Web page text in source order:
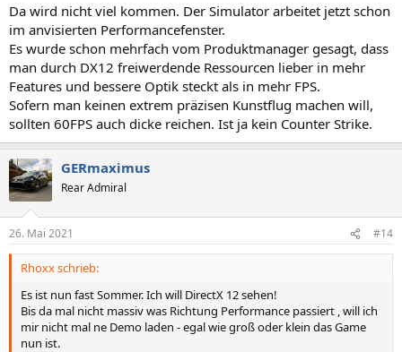
Da wird nicht viel kommen. Der Simulator arbeitet jetzt schon
im anvisierten Performancefenster.
Es wurde schon mehrfach vom Produktmanager gesagt, dass
man durch DX12 freiwerdende Ressourcen lieber in mehr
Features und bessere Optik steckt als in mehr FPS.
Sofern man keinen extrem präzisen Kunstflug machen will,
sollten 60FPS auch dicke reichen. Ist ja kein Counter Strike.
GERmaximus
Rear Admiral
26. Mai 2021 #14
Rhoxx schrieb:
Es ist nun fast Sommer. Ich will DirectX 12 sehen!
Bis da mal nicht massiv was Richtung Performance passiert , will ich
mir nicht mal ne Demo laden - egal wie groß oder klein das Game
nun ist.